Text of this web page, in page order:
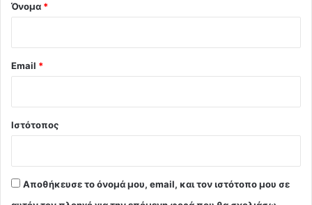
Όνομα *
Email *
Ιστότοπος
Αποθήκευσε το όνομά μου, email, και τον ιστότοπο μου σε